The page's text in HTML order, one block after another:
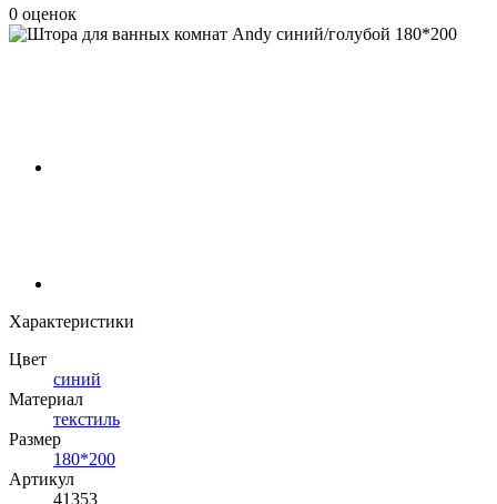
0 оценок
Характеристики
Цвет
синий
Материал
текстиль
Размер
180*200
Артикул
41353